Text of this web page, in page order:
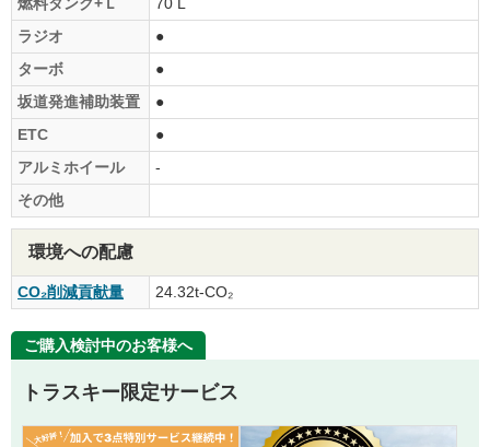
ラジオ
●
ターボ
●
坂道発進補助装置
●
ETC
●
アルミホイール
-
その他
環境への配慮
CO₂削減貢献量 24.32t-CO₂
ご購入検討中のお客様へ
トラスキー限定サービス